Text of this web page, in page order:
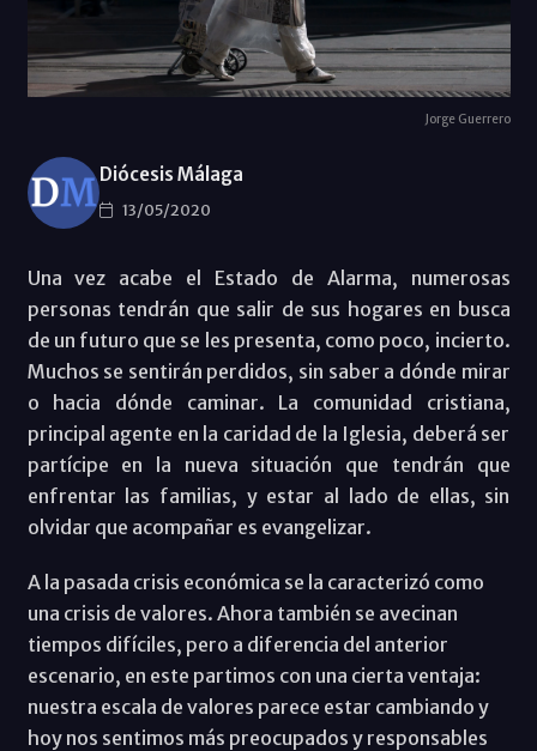
Jorge Guerrero
Diócesis Málaga
13/05/2020
Una vez acabe el Estado de Alarma, numerosas
personas tendrán que salir de sus hogares en busca
de un futuro que se les presenta, como poco, incierto.
Muchos se sentirán perdidos, sin saber a dónde mirar
o hacia dónde caminar. La comunidad cristiana,
principal agente en la caridad de la Iglesia, deberá ser
partícipe en la nueva situación que tendrán que
enfrentar las familias, y estar al lado de ellas, sin
olvidar que acompañar es evangelizar.
A la pasada crisis económica se la caracterizó como
una crisis de valores. Ahora también se avecinan
tiempos difíciles, pero a diferencia del anterior
escenario, en este partimos con una cierta ventaja:
nuestra escala de valores parece estar cambiando y
hoy nos sentimos más preocupados y responsables